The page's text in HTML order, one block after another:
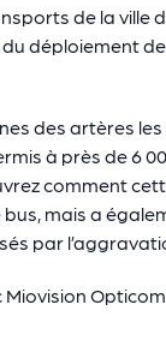
de la ville
déploiement
des artères
à près de 6
comment
mais a
par